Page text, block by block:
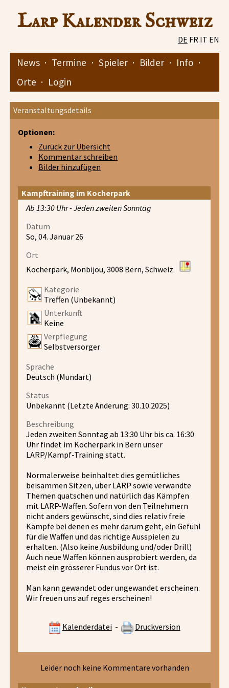
Larp Kalender Schweiz
DE FR IT EN
News · Termine · Spieler · Bilder · Info ·
Orte · Login
Veranstaltungsdetails
Optionen:
Zurück zur Übersicht
Kommentar schreiben
Bilder hinzufügen
Kampftraining im Kocherpark
Ab 13:30 Uhr - Jeden zweiten Sonntag
Datum
So, 04. Januar 26
Ort
Kocherpark, Monbijou, 3008 Bern, Schweiz
Kategorie
Treffen (Unbekannt)
Unterkunft
Keine
Verpflegung
Selbstversorger
Sprache
Deutsch (Mundart)
Status
Unbekannt (Letzte Änderung: 30.10.2025)
Beschreibung
Jeden zweiten Sonntag ab 13:30 Uhr bis ca. 16:30
Uhr findet im Kocherpark in Bern unser
LARP/Kampf-Training statt.
Normalerweise beinhaltet dies gemütliches
beisammen Sitzen, über LARP sowie verwandte
Themen quatschen und natürlich das Kämpfen
mit LARP-Waffen. Sofern von den Teilnehmern
nicht anders gewünscht, sind dies relativ freie
Kämpfe bei denen es mehr darum geht, ein Gefühl
für die Waffen und das richtige Ausspielen zu
erhalten. (Also keine Ausbildung und/oder Drill)
Auch neue Waffen können ausprobiert werden, da
meist ein grösserer Fundus vor Ort ist.
Man kann gewandet oder ungewandet erscheinen.
Wir freuen uns auf reges erscheinen!
Kalenderdatei- Druckversion
Leider noch keine Kommentare vorhanden